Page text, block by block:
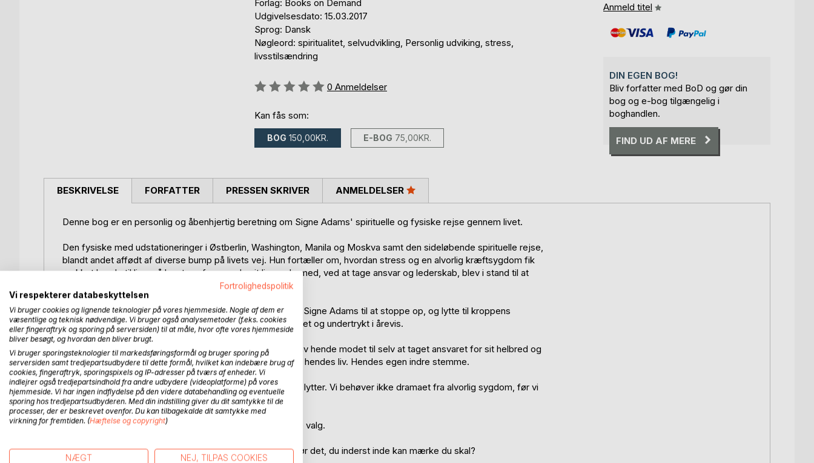
Forlag: Books on Demand
Udgivelsesdato: 15.03.2017
Sprog: Dansk
Nøgleord: spiritualitet, selvudvikling, Personlig udviking, stress,
livsstilsændring
Anmeldelse::
0 Anmeldelser
Kan fås som:
BOG 150,00KR. E-BOG 75,00KR.
Anmeld titel
DIN EGEN BOG!
Bliv forfatter med BoD og gør din
bog og e-bog tilgængelig i
boghandlen.
FIND UD AF MERE
BESKRIVELSE
Denne bog er en personlig og åbenhjertig beretning om Signe Adams' spirituelle og fysiske rejse gennem livet.
Den fysiske med udstationeringer i Østberlin, Washington, Manila og Moskva samt den sideløbende spirituelle rejse,
blandt andet affødt af diverse bump på livets vej. Hun fortæller om, hvordan stress og en alvorlig kræftsygdom fik
vækket hende til live, så hun transformerede sit liv og dermed, ved at tage ansvar og lederskab, blev i stand til at
Ordene fra lægen: "Du har kræft, og det kan du dø af", fik Signe Adams til at stoppe op, og lytte til kroppens
signaler og hendes sjæls kalden. Noget hun havde ignoreret og undertrykt i årevis.
Signes spirituelle livssyn og tro på, at alt har en mening, gav hende modet til selv at taget ansvaret for sit helbred og
sit liv. Hun begyndte at lytte til den eneste sande ekspert i hendes liv. Hendes egen indre stemme.
En indre stemme vi alle har adgang til, når vi bliver stille og lytter. Vi behøver ikke dramaet fra alvorlig sygdom, før vi
justerer kurs.
Det kan vi gøre nu. Lige nu. Gennem nye og bedre daglige valg.
Har du, kære læser, tænkt over hvad der skal til, før DU gør det, du inderst inde kan mærke du skal?
FORFATTER PRESSEN SKRIVER ANMELDELSER
Fortrolighedspolitik
Vi respekterer databeskyttelsen
Vi bruger cookies og lignende teknologier på vores hjemmeside. Nogle af dem er
væsentlige og teknisk nødvendige. Vi bruger også analysemetoder (f.eks. cookies
eller fingeraftryk og sporing på serversiden) til at måle, hvor ofte vores hjemmeside
bliver besøgt, og hvordan den bliver brugt.
Vi bruger sporingsteknologier til markedsføringsformål og bruger sporing på
serversiden samt tredjepartsudbydere til dette formål, hvilket kan indebære brug af
cookies, fingeraftryk, sporingspixels og IP-adresser på tværs af enheder. Vi
indlejrer også tredjepartsindhold fra andre udbydere (videoplatforme) på vores
hjemmeside. Vi har ingen indflydelse på den videre databehandling og eventuelle
sporing hos tredjepartsudbyderen. Med din indstilling giver du dit samtykke til de
processer, der er beskrevet ovenfor. Du kan tilbagekalde dit samtykke med
virkning for fremtiden. (Hæftelse og copyright)
NÆGT NEJ, TILPAS COOKIES